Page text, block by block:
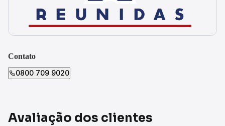
Contato
0800 709 9020
Avaliação dos clientes